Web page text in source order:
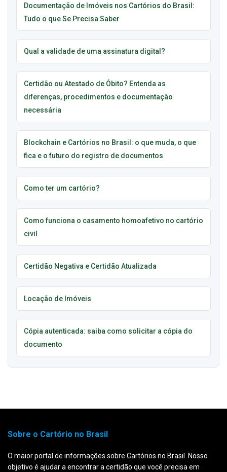
Documentação de Imóveis nos Cartórios do Brasil:
Tudo o que Se Precisa Saber
Qual a validade de uma assinatura digital?
Certidão ou Atestado de Óbito? Entenda as
diferenças, procedimentos e documentação
necessária
Blockchain e Cartórios no Brasil: o que muda, o que
fica e o futuro do registro de documentos
Como ter um cartório?
Como funciona o casamento homoafetivo no cartório
civil
Certidão Negativa e Certidão Atualizada
Locação de Imóveis
Cópia autenticada: saiba como solicitar a cópia do
documento
Sobre o Cartório no Brasil
O maior portal de informações sobre Cartórios no Brasil. Nosso
objetivo é ajudar a encontrar a certidão que você precisa em